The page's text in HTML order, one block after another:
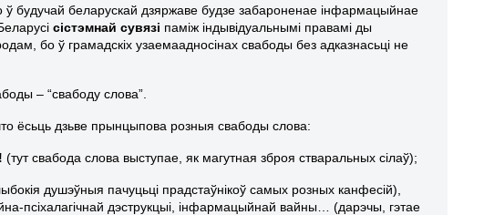
будучай беларускай дзяржаве будзе забароненае інфармацыйнае
сістэмнай сувязі паміж індывідуальнымі правамі ды
бо ў грамадскіх узаемаадносінах свабоды без адказнасьці не
– “свабоду слова”.
ёсьць дзьве прынцыпова розныя свабоды слова:
(тут свабода слова выступае, як магутная зброя стваральных сілаў);
душэўныя пачуцьці прадстаўнікоў самых розных канфесій),
псіхалагічнай дэструкцыі, інфармацыйнай вайны… (дарэчы, гэтае